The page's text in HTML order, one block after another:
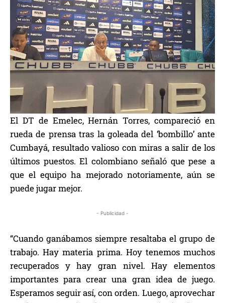
El DT de Emelec, Hernán Torres, compareció en
rueda de prensa tras la goleada del ‘bombillo’ ante
Cumbayá, resultado valioso con miras a salir de los
últimos puestos. El colombiano señaló que pese a
que el equipo ha mejorado notoriamente, aún se
puede jugar mejor.
- Publicidad -
“Cuando ganábamos siempre resaltaba el grupo de
trabajo. Hay materia prima. Hoy tenemos muchos
recuperados y hay gran nivel. Hay elementos
importantes para crear una gran idea de juego.
Esperamos seguir así, con orden. Luego, aprovechar